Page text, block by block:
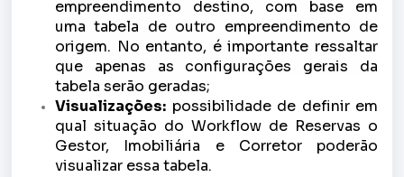
empreendimento destino, com base em
uma tabela de outro empreendimento de
origem. No entanto, é importante ressaltar
que apenas as configurações gerais da
tabela serão geradas;
Visualizações: possibilidade de definir em
qual situação do Workflow de Reservas o
Gestor, Imobiliária e Corretor poderão
visualizar essa tabela.